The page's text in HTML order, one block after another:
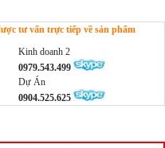
tư vấn trực tiếp về sản phẩm
Kinh doanh 2
0979.543.499
Dự Án
0904.525.625